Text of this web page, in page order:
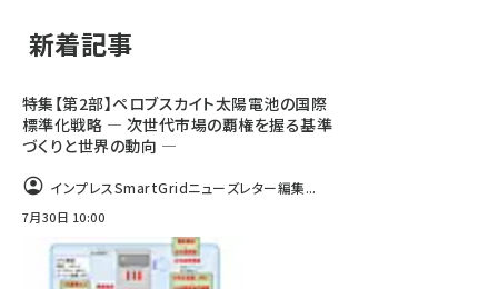
新着記事
特集【第2部】ペロブスカイト太陽電池の国際
標準化戦略 ― 次世代市場の覇権を握る基準
づくりと世界の動向 ―
インプレスSmartGridニューズレター編集...
7月30日 10:00